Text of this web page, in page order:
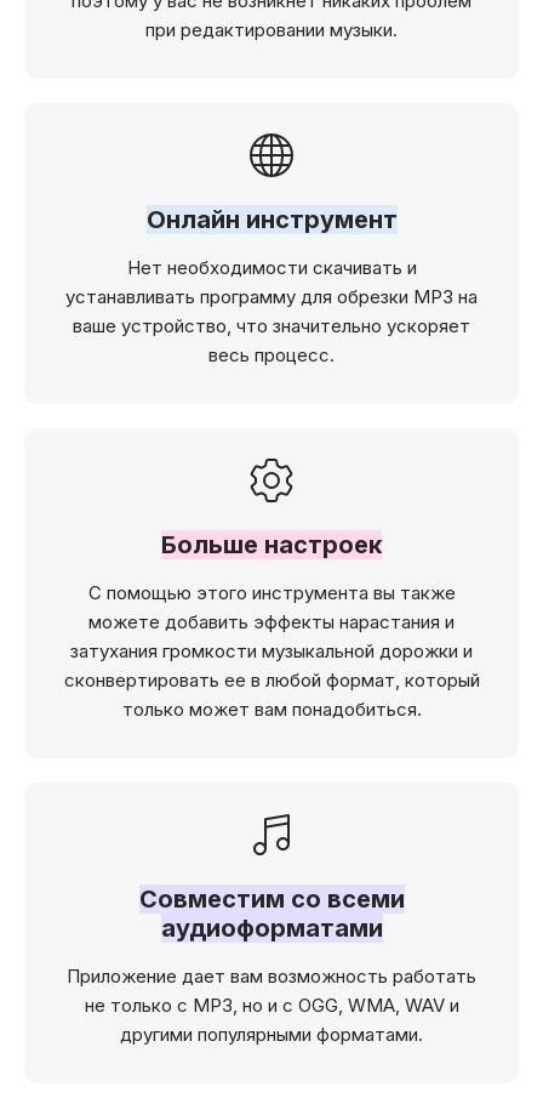
при редактировании музыки.
Онлайн инструмент
Нет необходимости скачивать и
устанавливать программу для обрезки MP3 на
ваше устройство, что значительно ускоряет
весь процесс.
Больше настроек
С помощью этого инструмента вы также
можете добавить эффекты нарастания и
затухания громкости музыкальной дорожки и
сконвертировать ее в любой формат, который
только может вам понадобиться.
Совместим со всеми
аудиоформатами
Приложение дает вам возможность работать
не только с MP3, но и с OGG, WMA, WAV и
другими популярными форматами.